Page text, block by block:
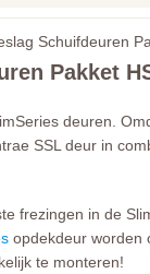
Schuifdeuren
Pakket
deuren.
SSL deur in
frezingen in de
opdekdeur worden
te monteren!